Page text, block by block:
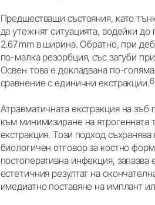
Предшестващи състояния, като
да утежнят ситуацията, водейки до
2.67 mm в ширина. Обратно, при
по-малка резорбция, със загуби
Освен това е докладвана по-
сравнение с единични екстракции.6
Атравматичната екстракция на зъб
към минимизиране на ятрогенната
екстракция. Този подход
биологичен отговор за костно
постоперативна инфекция, запазва
естетичния резултат на
имедиатно поставяне на имплант